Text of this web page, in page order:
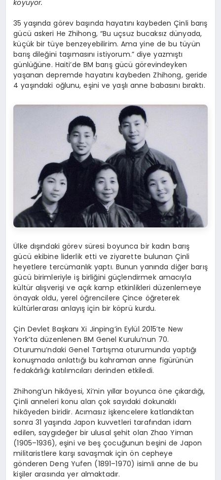
koyuyor.
35 yaşında görev başında hayatını kaybeden Çinli barış
gücü askeri He Zhihong, “Bu uçsuz bucaksız dünyada,
küçük bir tüye benzeyebilirim. Ama yine de bu tüyün
barış dileğini taşımasını istiyorum.” diye yazmıştı
günlüğüne. Haiti’de BM barış gücü görevindeyken
yaşanan depremde hayatını kaybeden Zhihong, geride
4 yaşındaki oğlunu, eşini ve yaşlı anne babasını bıraktı.
Ülke dışındaki görev süresi boyunca bir kadın barış
gücü ekibine liderlik etti ve ziyarette bulunan Çinli
heyetlere tercümanlık yaptı. Bunun yanında diğer barış
gücü birimleriyle iş birliğini güçlendirmek amacıyla
kültür alışverişi ve açık kamp etkinlikleri düzenlemeye
önayak oldu, yerel öğrencilere Çince öğreterek
kültürlerarası anlayış için bir köprü kurdu.
Çin Devlet Başkanı Xi Jinping’in Eylül 2015’te New
York’ta düzenlenen BM Genel Kurulu’nun 70.
Oturumu’ndaki Genel Tartışma oturumunda yaptığı
konuşmada anlattığı bu kahraman anne figürünün
fedakârlığı katılımcıları derinden etkiledi.
Zhihong’un hikâyesi, Xi’nin yıllar boyunca öne çıkardığı,
Çinli anneleri konu alan çok sayıdaki dokunaklı
hikâyeden biridir. Acımasız işkencelere katlandıktan
sonra 31 yaşında Japon kuvvetleri tarafından idam
edilen, saygıdeğer bir ulusal şehit olan Zhao Yiman
(1905–1936), eşini ve beş çocuğunun beşini de Japon
militaristlere karşı savaşmak için ön cepheye
gönderen Deng Yufen (1891–1970) isimli anne de bu
kişiler arasında yer almaktadır.